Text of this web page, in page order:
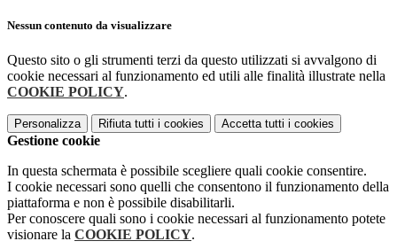
Nessun contenuto da visualizzare
Questo sito o gli strumenti terzi da questo utilizzati si avvalgono di
cookie necessari al funzionamento ed utili alle finalità illustrate nella
COOKIE POLICY.
Personalizza Rifiuta tutti i cookies Accetta tutti i cookies
Gestione cookie
In questa schermata è possibile scegliere quali cookie consentire.
I cookie necessari sono quelli che consentono il funzionamento della
piattaforma e non è possibile disabilitarli.
Per conoscere quali sono i cookie necessari al funzionamento potete
visionare la COOKIE POLICY.